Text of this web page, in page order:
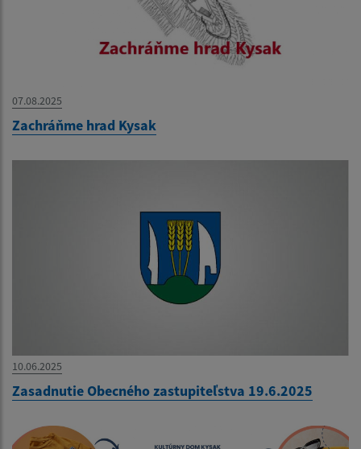
07.08.2025
Zachráňme hrad Kysak
10.06.2025
Zasadnutie Obecného zastupiteľstva 19.6.2025